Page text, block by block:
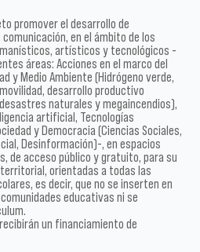
promover el desarrollo de
en el ámbito de los
artísticos y tecnológicos -
áreas: Acciones en el marco del
y Medio Ambiente (Hidrógeno verde,
desarrollo productivo
naturales y megaincendios),
artificial, Tecnologías
y Democracia (Ciencias Sociales,
Desinformación)-, en espacios
de acceso público y gratuito, para su
orientadas a todas las
es decir, que no se inserten en
educativas ni se
un financiamiento de